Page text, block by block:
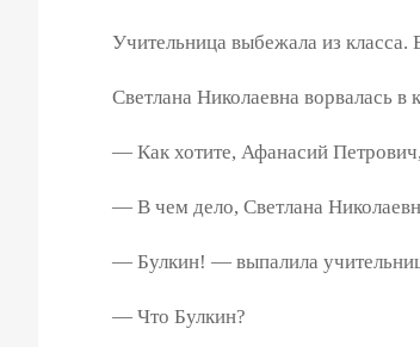
Учительница выбежала из класса.
Светлана Николаевна ворвалась в
— Как хотите, Афанасий Петрович,
— В чем дело, Светлана
— Булкин! — выпалила
— Что Булкин?